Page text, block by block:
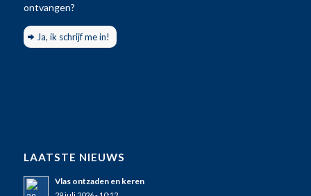
ontvangen?
Ja, ik schrijf me in!
LAATSTE NIEUWS
Vlas ontzaden en keren